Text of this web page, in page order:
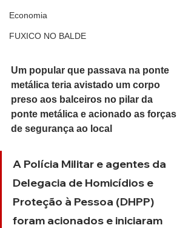
Economia
FUXICO NO BALDE
Um popular que passava na ponte
metálica teria avistado um corpo
preso aos balceiros no pilar da
ponte metálica e acionado as forças
de segurança ao local
A Polícia Militar e agentes da
Delegacia de Homicídios e
Proteção à Pessoa (DHPP)
foram acionados e iniciaram